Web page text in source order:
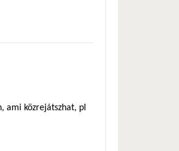
közrejátszhat, pl